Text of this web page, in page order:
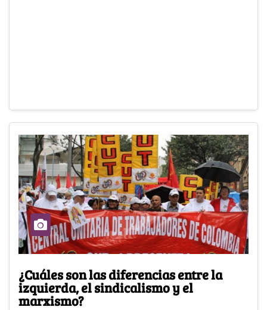
¿Cuáles son las diferencias entre la
izquierda, el sindicalismo y el
marxismo?